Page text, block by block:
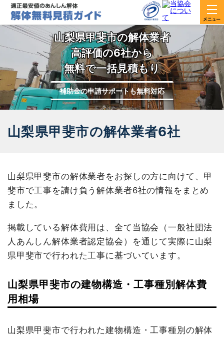
山梨県甲斐市の解体業者
高評価の6社から
無料で一括見積もり
補助金の申請サポートも無料対応
山梨県甲斐市の解体業者6社
山梨県甲斐市の解体業者をお探しの方に向けて、甲
斐市で工事を請け負う解体業者6社の情報をまとめ
ました。
掲載している解体費用は、全て当協会（一般社団法
人あんしん解体業者認定協会）を通じて実際に山梨
県甲斐市で行われた工事に基づいています。
山梨県甲斐市の建物構造・工事種別解体費
用相場
山梨県甲斐市で行われた建物構造・工事種別の解体